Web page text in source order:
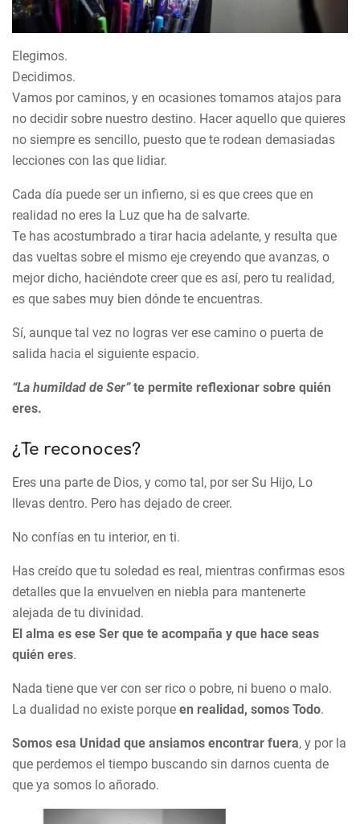
Elegimos.
Decidimos.
Vamos por caminos, y en ocasiones tomamos atajos para
no decidir sobre nuestro destino. Hacer aquello que quieres
no siempre es sencillo, puesto que te rodean demasiadas
lecciones con las que lidiar.
Cada día puede ser un infierno, si es que crees que en
realidad no eres la Luz que ha de salvarte.
Te has acostumbrado a tirar hacia adelante, y resulta que
das vueltas sobre el mismo eje creyendo que avanzas, o
mejor dicho, haciéndote creer que es así, pero tu realidad,
es que sabes muy bien dónde te encuentras.
Sí, aunque tal vez no logras ver ese camino o puerta de
salida hacia el siguiente espacio.
“La humildad de Ser”te permite reflexionar sobre quién
eres.
¿Te reconoces?
Eres una parte de Dios, y como tal, por ser Su Hijo, Lo
llevas dentro. Pero has dejado de creer.
No confías en tu interior, en ti.
Has creído que tu soledad es real, mientras confirmas esos
detalles que la envuelven en niebla para mantenerte
alejada de tu divinidad.
El alma es ese Ser que te acompaña y que hace seas
quién eres.
Nada tiene que ver con ser rico o pobre, ni bueno o malo.
La dualidad no existe porque en realidad, somos Todo.
Somos esa Unidad que ansiamos encontrar fuera, y por la
que perdemos el tiempo buscando sin darnos cuenta de
que ya somos lo añorado.